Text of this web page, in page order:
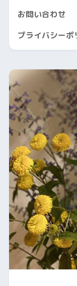
お問い合わせ
プライバシーポ